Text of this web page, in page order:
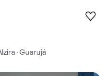
· Guarujá